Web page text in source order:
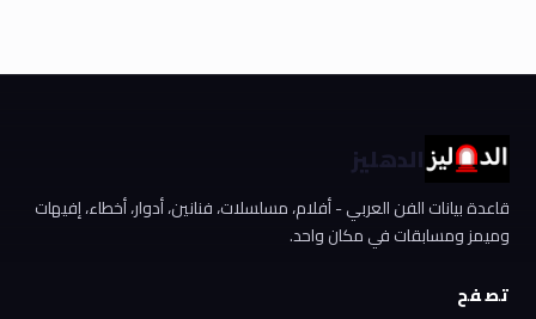
الدهليز
قاعدة بيانات الفن العربي - أفلام، مسلسلات، فنانين، أدوار، أخطاء، إفيهات
وميمز ومسابقات في مكان واحد.
تصفح